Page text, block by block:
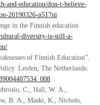
and-education/don-t-believe-
20190326-p517ni
in the Finnish education
diversity-is-still-a-
of Finnish Education”.
Leiden, The Netherlands:
C., Hall, W. A.,
B. A., Maski, K., Nichols,